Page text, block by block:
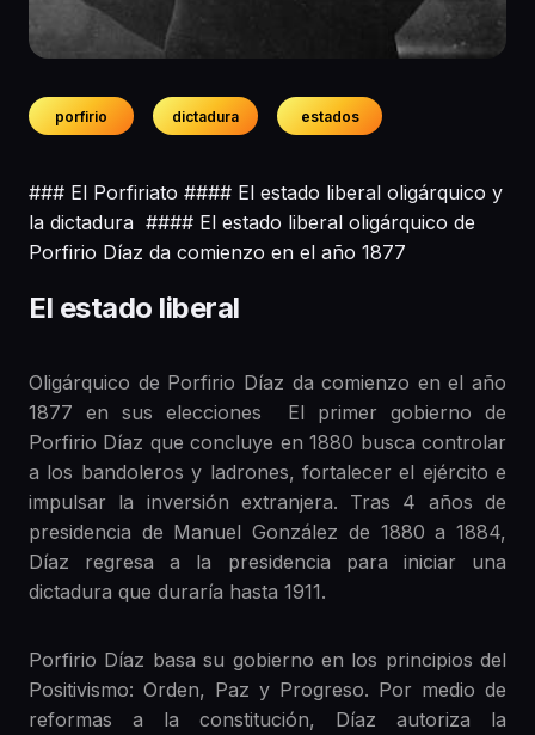
porfirio dictadura estados
### El Porfiriato #### El estado liberal oligárquico y
la dictadura #### El estado liberal oligárquico de
Porfirio Díaz da comienzo en el año 1877
El estado liberal
Oligárquico de Porfirio Díaz da comienzo en el año
1877 en sus elecciones El primer gobierno de
Porfirio Díaz que concluye en 1880 busca controlar
a los bandoleros y ladrones, fortalecer el ejército e
impulsar la inversión extranjera. Tras 4 años de
presidencia de Manuel González de 1880 a 1884,
Díaz regresa a la presidencia para iniciar una
dictadura que duraría hasta 1911.
Porfirio Díaz basa su gobierno en los principios del
Positivismo: Orden, Paz y Progreso. Por medio de
reformas a la constitución, Díaz autoriza la